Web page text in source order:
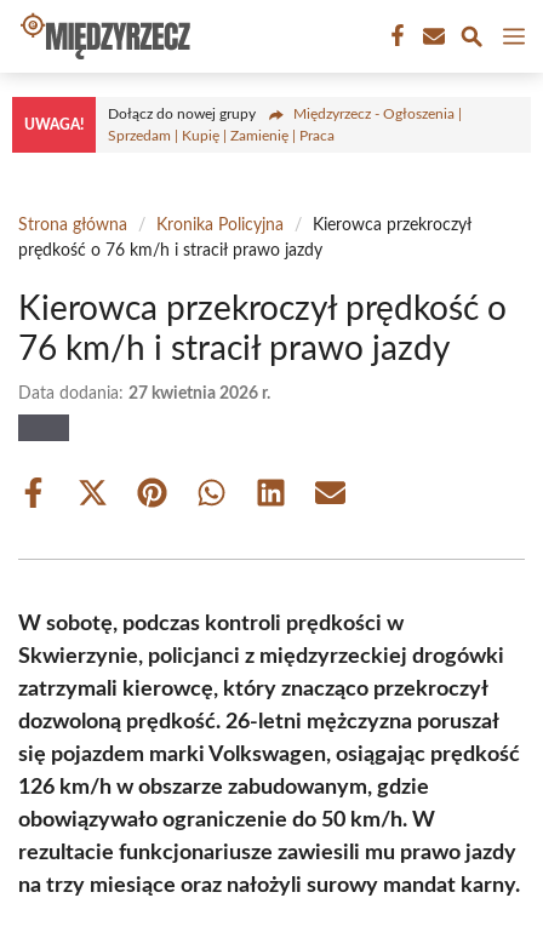
Przejdź
treści
UWAGA!
Dołącz do nowej grupy
Międzyrzecz - Ogłoszenia |
Sprzedam | Kupię | Zamienię | Praca
Strona główna / Kronika Policyjna /
Kierowca przekroczył
prędkość o 76 km/h i stracił prawo jazdy
Kierowca przekroczył prędkość o
76 km/h i stracił prawo jazdy
Data dodania: 27 kwietnia 2026 r.
Share
Share
(Twitter)
Share Share Share Share
W sobotę, podczas kontroli prędkości w
Skwierzynie, policjanci z międzyrzeckiej drogówki
zatrzymali kierowcę, który znacząco przekroczył
dozwoloną prędkość. 26-letni mężczyzna poruszał
się pojazdem marki Volkswagen, osiągając prędkość
126 km/h w obszarze zabudowanym, gdzie
obowiązywało ograniczenie do 50 km/h. W
rezultacie funkcjonariusze zawiesili mu prawo jazdy
na trzy miesiące oraz nałożyli surowy mandat karny.